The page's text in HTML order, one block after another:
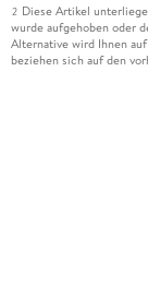
2 Diese Artikel
wurde aufgehoben oder
Alternative wird Ihnen
beziehen sich auf den